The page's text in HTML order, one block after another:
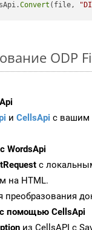
Convert (file,
ODP
и CellsApi с вашим
WordsApi
с
на HTML.
преобразования
с помощью CellsApi
из CellsAPI с